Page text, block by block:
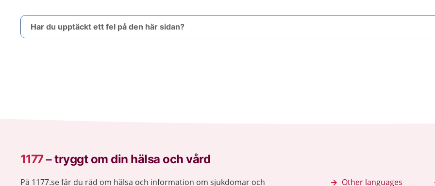
Har du upptäckt ett fel på den här sidan?
1177–tryggt om din hälsa och vård
På 1177.se får du råd om hälsa och information om sjukdomar och Other languages